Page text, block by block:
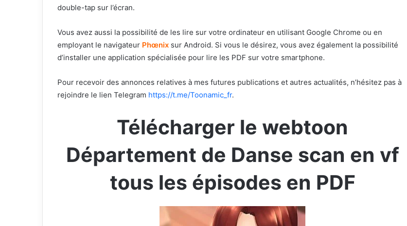
double-tap sur l’écran.
Vous avez aussi la possibilité de les lire sur votre ordinateur en utilisant Google Chrome ou en
employant le navigateur Phœnix sur Android. Si vous le désirez, vous avez également la possibilité
d’installer une application spécialisée pour lire les PDF sur votre smartphone.
Pour recevoir des annonces relatives à mes futures publications et autres actualités, n’hésitez pas à
rejoindre le lien Telegram https://t.me/Toonamic_fr.
Télécharger le webtoon
Département de Danse scan en vf
tous les épisodes en PDF